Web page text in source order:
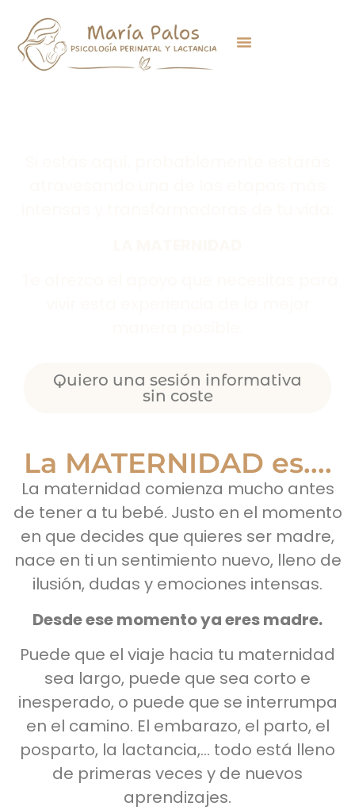
Quiero una sesión informativa
sin coste
La MATERNIDAD es....
La maternidad comienza mucho antes
de tener a tu bebé. Justo en el momento
en que decides que quieres ser madre,
nace en ti un sentimiento nuevo, lleno de
ilusión, dudas y emociones intensas.
Desde ese momento ya eres madre.
Puede que el viaje hacia tu maternidad
sea largo, puede que sea corto e
inesperado, o puede que se interrumpa
en el camino. El embarazo, el parto, el
posparto, la lactancia,… todo está lleno
de primeras veces y de nuevos
aprendizajes.